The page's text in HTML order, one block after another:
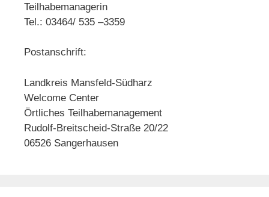
Teilhabemanagerin
Tel.: 03464/ 535 –3359
Postanschrift:
Landkreis Mansfeld-Südharz
Welcome Center
Örtliches Teilhabemanagement
Rudolf-Breitscheid-Straße 20/22
06526 Sangerhausen